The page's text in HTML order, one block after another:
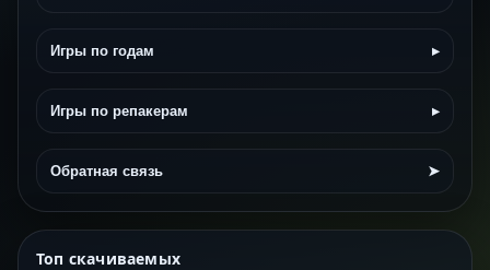
Игры по годам ▸
Игры по репакерам ▸
Обратная связь ➤
Топ скачиваемых